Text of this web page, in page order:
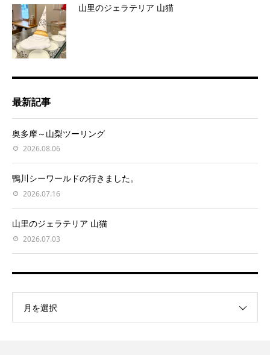
山里のジェラテリア 山猫
最新記事
奥多摩～山梨ツーリング
2026.08.06
鴨川シーワールドの行きました。
2026.07.16
山里のジェラテリア 山猫
2026.07.03
月を選択